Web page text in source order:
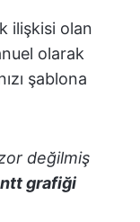
ilişkisi olan
olarak
şablona
değilmiş
grafiği